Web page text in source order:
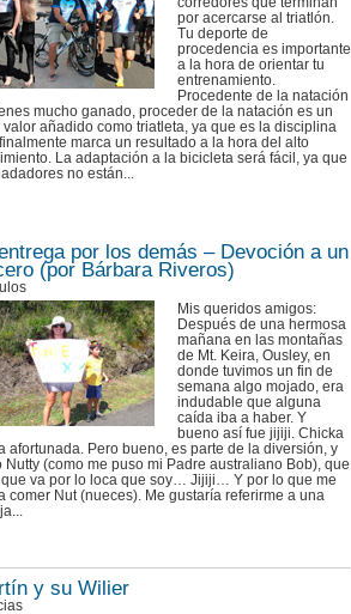
por acercarse al triatlón.
Tu deporte de
procedencia es importante
a la hora de orientar tu
entrenamiento.
Procedente de la natación
mucho ganado, proceder de la natación es un
valor añadido como triatleta, ya que es la disciplina
marca un resultado a la hora del alto
La adaptación a la bicicleta será fácil, ya que
no están...
por los demás – Devoción a un
(por Bárbara Riveros)
Mis queridos amigos:
Después de una hermosa
mañana en las montañas
de Mt. Keira, Ousley, en
donde tuvimos un fin de
semana algo mojado, era
indudable que alguna
caída iba a haber. Y
bueno así fue jijiji. Chicka
afortunada. Pero bueno, es parte de la diversión, y
Nutty (como me puso mi Padre australiano Bob), que
va por lo loca que soy… Jijiji… Y por lo que me
comer Nut (nueces). Me gustaría referirme a una
y su Wilier